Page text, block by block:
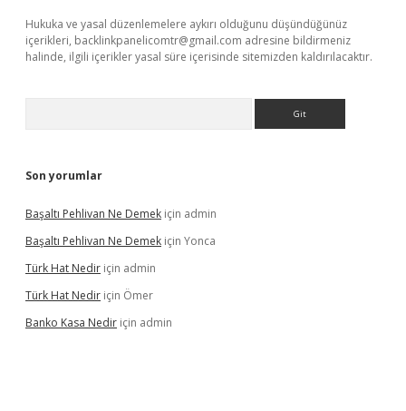
Hukuka ve yasal düzenlemelere aykırı olduğunu düşündüğünüz
içerikleri, backlinkpanelicomtr@gmail.com adresine bildirmeniz
halinde, ilgili içerikler yasal süre içerisinde sitemizden kaldırılacaktır.
Son yorumlar
Başaltı Pehlivan Ne Demek için admin
Başaltı Pehlivan Ne Demek için Yonca
Türk Hat Nedir için admin
Türk Hat Nedir için Ömer
Banko Kasa Nedir için admin